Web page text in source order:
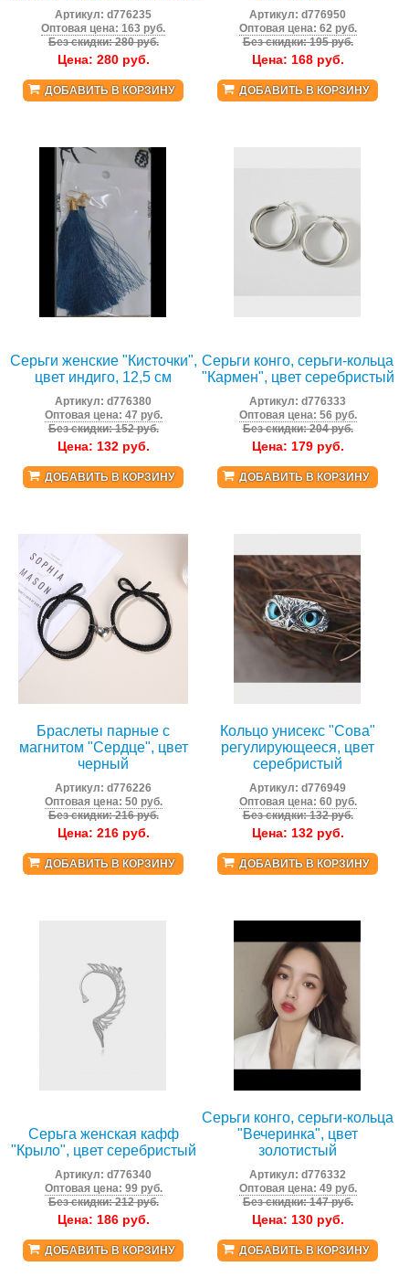
Артикул:d776235
Оптовая цена: 163 руб.
Без скидки: 280 руб.
Цена: 280руб.
ДОБАВИТЬ В КОРЗИНУ
Артикул:d776950
Оптовая цена: 62 руб.
Без скидки: 195 руб.
Цена: 168руб.
ДОБАВИТЬ В КОРЗИНУ
Серьги женские "Кисточки",
цвет индиго, 12,5 см
Артикул:d776380
Оптовая цена: 47 руб.
Без скидки: 152 руб.
Цена: 132руб.
ДОБАВИТЬ В КОРЗИНУ
Серьги конго, серьги-кольца
"Кармен", цвет серебристый
Артикул:d776333
Оптовая цена: 56 руб.
Без скидки: 204 руб.
Цена: 179руб.
ДОБАВИТЬ В КОРЗИНУ
Браслеты парные с
магнитом "Сердце", цвет
черный
Артикул:d776226
Оптовая цена: 50 руб.
Без скидки: 216 руб.
Цена: 216руб.
ДОБАВИТЬ В КОРЗИНУ
Кольцо унисекс "Сова"
регулирующееся, цвет
серебристый
Артикул:d776949
Оптовая цена: 60 руб.
Без скидки: 132 руб.
Цена: 132руб.
ДОБАВИТЬ В КОРЗИНУ
Серьга женская кафф
"Крыло", цвет серебристый
Артикул:d776340
Оптовая цена: 99 руб.
Без скидки: 212 руб.
Цена: 186руб.
ДОБАВИТЬ В КОРЗИНУ
Серьги конго, серьги-кольца
"Вечеринка", цвет
золотистый
Артикул:d776332
Оптовая цена: 49 руб.
Без скидки: 147 руб.
Цена: 130руб.
ДОБАВИТЬ В КОРЗИНУ